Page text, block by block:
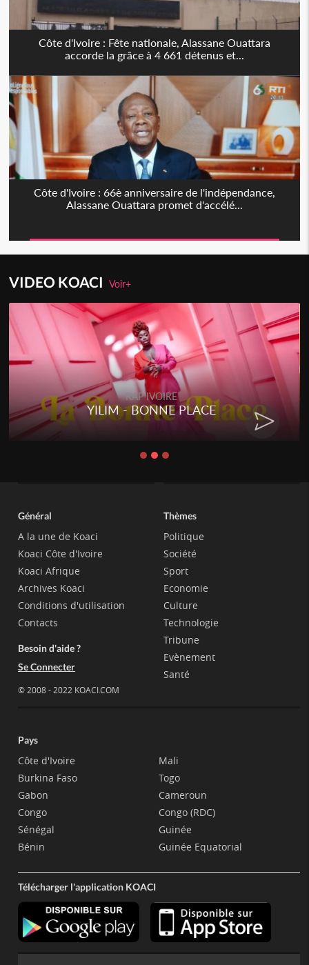
Côte d'Ivoire : Fête nationale, Alassane Ouattara
accorde la grâce à 4 661 détenus et...
Côte d'Ivoire : 66è anniversaire de l'indépendance,
Alassane Ouattara promet d'accélé...
VIDEO KOACIVoir+
RAP IVOIRE
YILIM - BONNE PLACE
Général
A la une de Koaci
Koaci Côte d'Ivoire
Koaci Afrique
Archives Koaci
Conditions d'utilisation
Contacts
Besoin d'aide ?
Se Connecter
© 2008 - 2022 KOACI.COM
Thèmes
Politique
Société
Sport
Economie
Culture
Technologie
Tribune
Evènement
Santé
Pays
Côte d'Ivoire
Burkina Faso
Gabon
Congo
Sénégal
Bénin
Mali
Togo
Cameroun
Congo (RDC)
Guinée
Guinée Equatorial
Télécharger l'application KOACI